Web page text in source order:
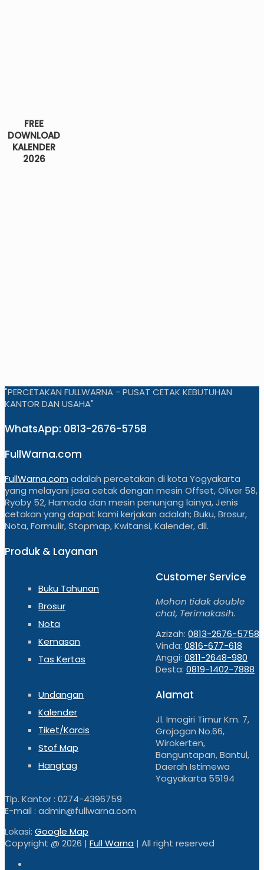
FREE
DOWNLOAD
KALENDER
2026
"PERCETAKAN FULLWARNA - PUSAT CETAK KEBUTUHAN
KANTOR DAN USAHA"
WhatsApp: 0813-2676-5758
FullWarna.com
FullWarna.com adalah percetakan di kota Yogyakarta
yang melayani jasa cetak dengan mesin Offset, Oliver 58,
Ryoby 52, Hamada dan mesin penunjang lainya, Jenis
cetakan yang dapat kami kerjakan adalah; Buku, Brosur,
Nota, Formulir, Stopmap, Kwitansi, Kalender, dll.
Produk & Layanan
Buku Tahunan
Brosur
Nota
Kemasan
Tas Kertas
Undangan
Kalender
Tiket/Karcis
Stof Map
Hangtag
Customer Service
Mohon tidak double
chat, Terimakasih.
Azizah: 0813-2676-5758
Vinda: 0816-677-618
Anggi: 0811-2648-980
Desta: 0819-1402-7888
Alamat
Jl. Imogiri Timur Km. 7,
Grojogan No.66,
Wirokerten,
Banguntapan, Bantul,
Daerah Istimewa
Yogyakarta 55194
Tlp. Kantor : 0274-4396759
E-mail : admin@fullwarna.com
Lokasi: Google Map
Copyright @ 2026 | Full Warna | All right reserved